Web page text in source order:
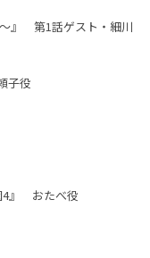
～』 第1話ゲスト・細川
子役
4』 おたべ役